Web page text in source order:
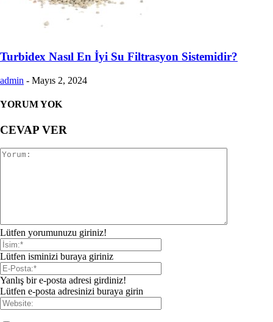
Turbidex Nasıl En İyi Su Filtrasyon Sistemidir?
admin - Mayıs 2, 2024
YORUM YOK
CEVAP VER
Lütfen yorumunuzu giriniz!
Lütfen isminizi buraya giriniz
Yanlış bir e-posta adresi girdiniz!
Lütfen e-posta adresinizi buraya girin